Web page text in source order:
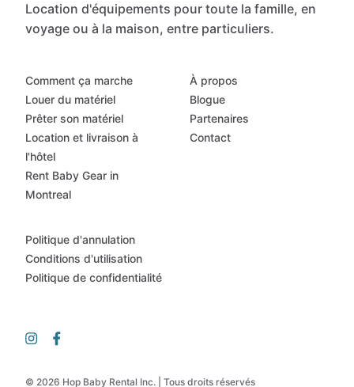
Location d'équipements pour toute la famille, en
voyage ou à la maison, entre particuliers.
© 2026 Hop Baby Rental Inc. | Tous droits réservés
Comment ça marche
Louer du matériel
Prêter son matériel
Location et livraison à
l'hôtel
Rent Baby Gear in
Montreal
À propos
Blogue
Partenaires
Contact
Politique d'annulation
Conditions d'utilisation
Politique de confidentialité